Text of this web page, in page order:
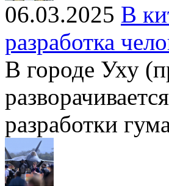
06.03.2025 В
разработка
В городе Уху
разработки